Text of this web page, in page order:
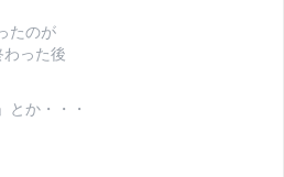
たのが
った後
とか・・・